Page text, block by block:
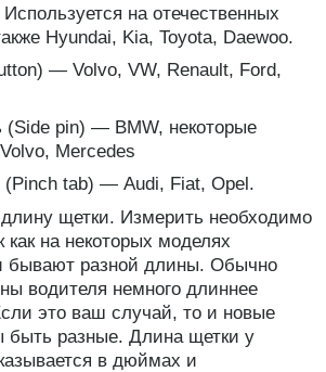
на отечественных
Hyundai, Kia, Toyota, Daewoo.
— Volvo, VW, Renault, Ford,
pin) — BMW, некоторые
Mercedes
tab) — Audi, Fiat, Opel.
щетки. Измерить необходимо
как на некоторых моделях
бывают разной длины. Обычно
водителя немного длиннее
это ваш случай, то и новые
быть разные. Длина щетки у
в дюймах и